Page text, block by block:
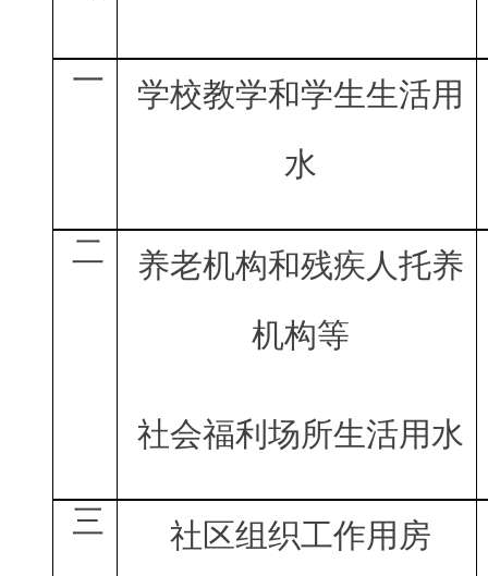
一
学校教学和学生生活用
水
二
养老机构和残疾人托养
机构等
社会福利场所生活用水
三 社区组织工作用房